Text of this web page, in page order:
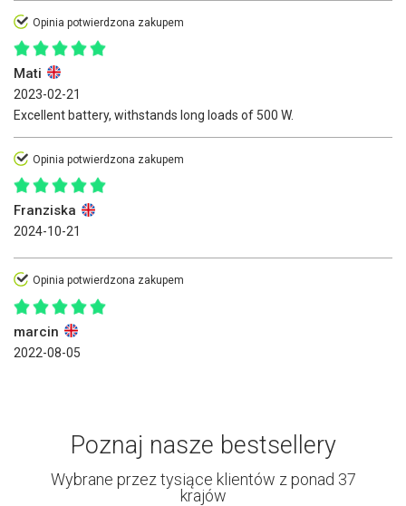
Opinia potwierdzona zakupem
Mati
2023-02-21
Excellent battery, withstands long loads of 500 W.
Opinia potwierdzona zakupem
Franziska
2024-10-21
Opinia potwierdzona zakupem
marcin
2022-08-05
Poznaj nasze bestsellery
Wybrane przez tysiące klientów z ponad 37
krajów